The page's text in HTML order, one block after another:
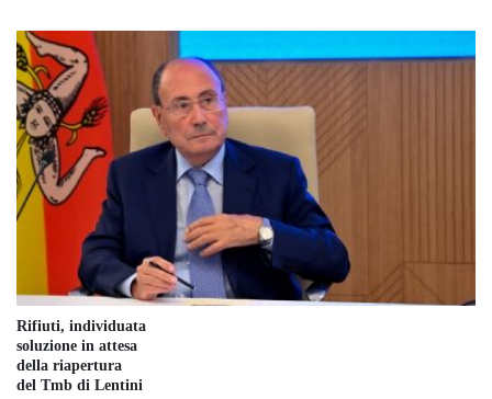
Rifiuti, individuata
soluzione in attesa
della riapertura
del Tmb di Lentini